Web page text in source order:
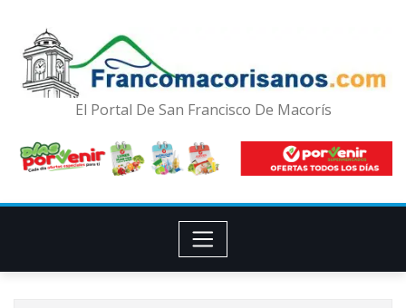
El Portal De San Francisco De Macorís